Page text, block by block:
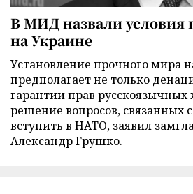
В МИД назвали условия
на Украине
Установление прочного мира
предполагает не только
гарантии прав русскоязычных
решение вопросов, связанных
вступить в НАТО, заявил
Александр Грушко.